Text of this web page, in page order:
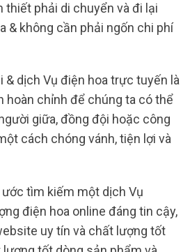
thiết phải di chuyển và đi lại
& không cần phải ngốn chi phí
& dịch Vụ điện hoa trực tuyến là
hoàn chỉnh để chúng ta có thể
giữa, đồng đội hoặc công
cách chóng vánh, tiện lợi và
tìm kiếm một dịch Vụ
điện hoa online đáng tin cậy,
uy tín và chất lượng tốt